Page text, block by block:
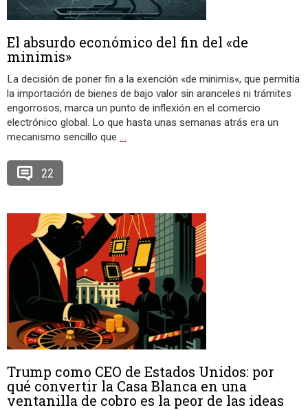
El absurdo económico del fin del «de
minimis»
La decisión de poner fin a la exención «de minimis«, que permitía
la importación de bienes de bajo valor sin aranceles ni trámites
engorrosos, marca un punto de inflexión en el comercio
electrónico global. Lo que hasta unas semanas atrás era un
mecanismo sencillo que …
22
Trump como CEO de Estados Unidos: por
qué convertir la Casa Blanca en una
ventanilla de cobro es la peor de las ideas